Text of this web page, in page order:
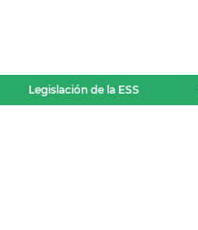
Legislación de la ESS